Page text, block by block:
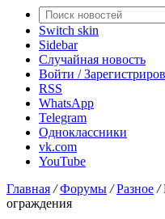
Switch skin
Sidebar
Случайная новость
Войти /
RSS
WhatsApp
Telegram
Одноклассники
vk.com
YouTube
Главная / Форумы / Разное /
ограждения